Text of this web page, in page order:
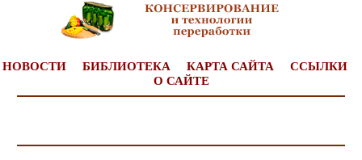
НОВОСТИ БИБЛИОТЕКА КАРТА САЙТА
ССЫЛКИ
О САЙТЕ